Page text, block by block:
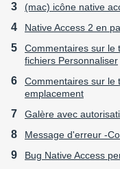
(mac) icône native
Native Access 2 en
Commentaires sur le
fichiers Personnaliser
Commentaires sur le
emplacement
Galère avec
Message d'erreur -
Bug Native Access